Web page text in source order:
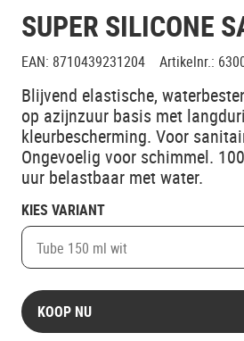
SUPER SILICONE
EAN: 8710439231204 Artikelnr.:
Blijvend elastische,
op azijnzuur basis met
kleurbescherming. Voor
Ongevoelig voor schimmel.
uur belastbaar met water.
KIES VARIANT
Tube 150 ml wit
KOOP NU